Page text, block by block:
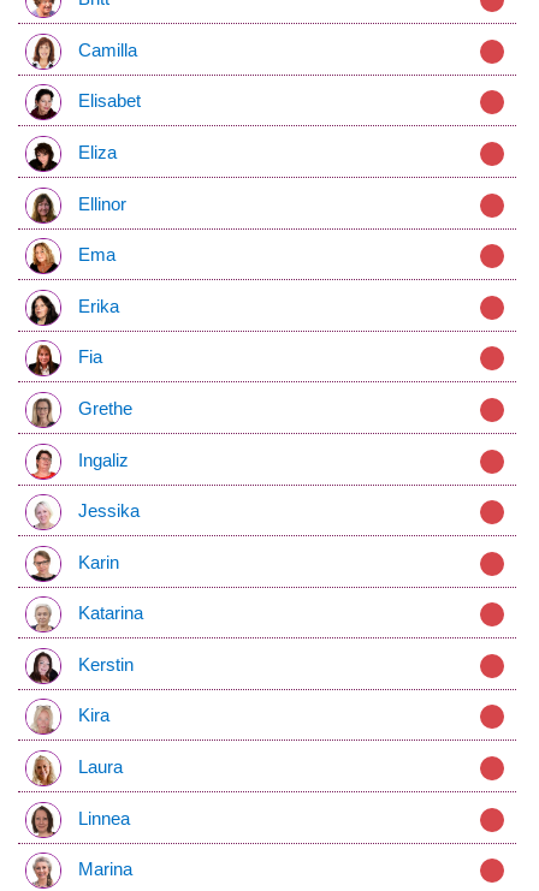
Camilla
Elisabet
Eliza
Ellinor
Ema
Erika
Fia
Grethe
Ingaliz
Jessika
Karin
Katarina
Kerstin
Kira
Laura
Linnea
Marina